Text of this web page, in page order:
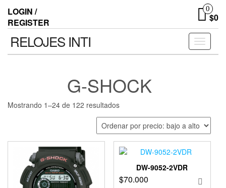
LOGIN /
REGISTER
0
$0
Toggle
RELOJES INTI
G-SHOCK
Mostrando 1–24 de 122 resultados
DW-9052-2VDR
$70.000